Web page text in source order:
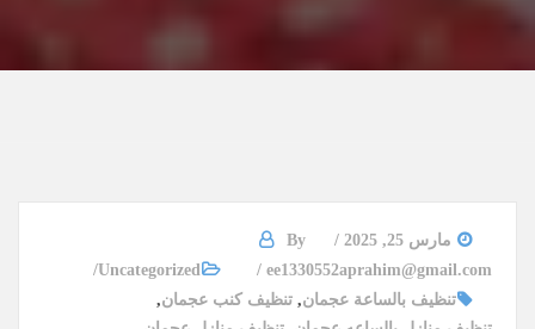
مارس 25, 2025
By
ee1330552aprahim@gmail.com
Uncategorized
تنظيف بالساعة عجمان, تنظيف كنب عجمان,